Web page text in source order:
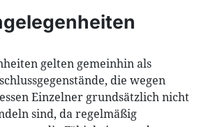
gelten gemeinhin als
die wegen
Einzelner grundsätzlich nicht
sind, da regelmäßig